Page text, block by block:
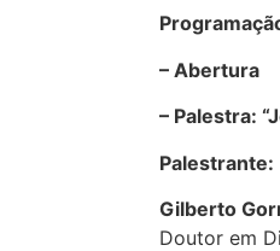
– Abertura
– Palestra:
Palestrante:
Gilberto
Doutor em